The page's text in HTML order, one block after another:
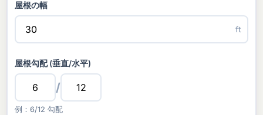
屋根の幅
ft
屋根勾配 (垂直/水平)
/
例：6/12 勾配